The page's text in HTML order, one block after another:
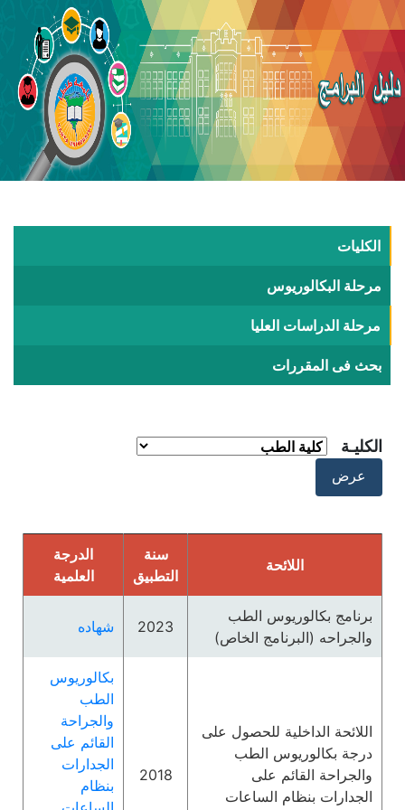
الكليات
مرحلة البكالوريوس
مرحلة الدراسات العليا
بحث فى المقررات
الكليـة
اللائحة
سنة
التطبيق
الدرجة
العلمية
برنامج بكالوريوس الطب
والجراحه (البرنامج الخاص)
2023 شهاده
اللائحة الداخلية للحصول على
درجة بكالوريوس الطب
والجراحة القائم على
الجدارات بنظام الساعات
2018
بكالوريوس
الطب
والجراحة
القائم على
الجدارات
بنظام